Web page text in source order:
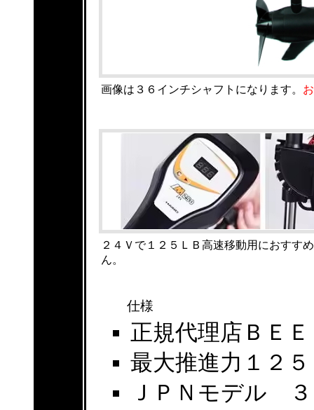
画像は３６インチシャフトになります。
２４Ｖで１２５ＬＢ高速移動用におすす
ん。
仕様
正規代理店ＢＥ
最大推進力１２
ＪＰＮモデル